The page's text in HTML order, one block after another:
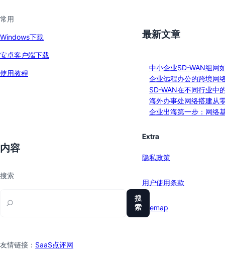
常用
Windows下载
安卓客户端下载
使用教程
最新文章
中小企业SD-WAN组网
企业远程办公的跨境网
SD-WAN在不同行业中
海外办事处网络搭建从
企业出海第一步：网络
内容
搜索
搜
索
Extra
隐私政策
用户使用条款
sitemap
友情链接： SaaS点评网